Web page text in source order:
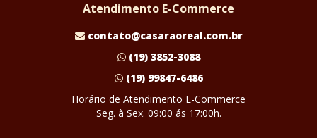
Atendimento E-Commerce
contato@casaraoreal.com.br
(19) 3852-3088
(19) 99847-6486
Horário de Atendimento E-Commerce
Seg. à Sex. 09:00 ás 17:00h.